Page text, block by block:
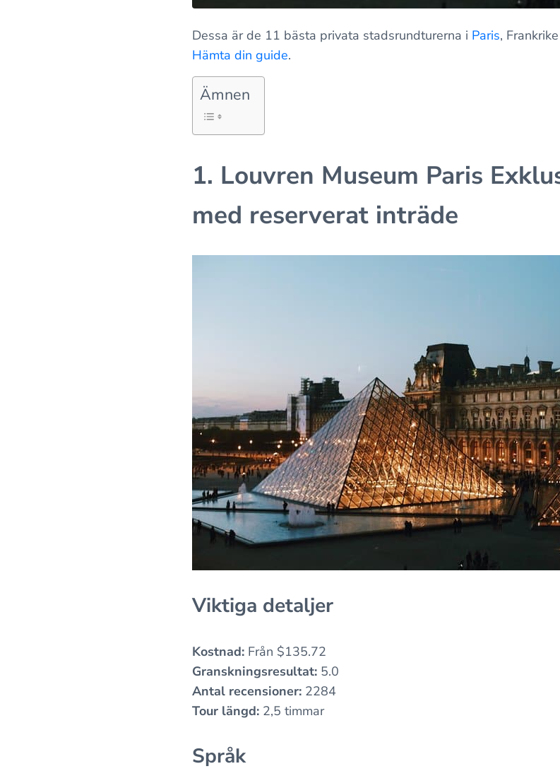
Dessa är de 11 bästa privata stadsrundturerna i Paris,
Hämta din guide.
Ämnen
1. Louvren Museum Paris
med reserverat inträde
Viktiga detaljer
Kostnad: Från $135.72
Granskningsresultat: 5.0
Antal recensioner: 2284
Tour längd: 2,5 timmar
Språk